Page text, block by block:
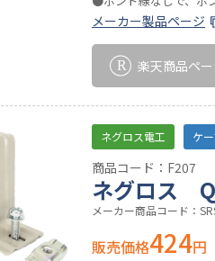
メーカー製品ページ
楽天商品ペ
ネグロス電工 ケ
商品コード：F207
ネグロス
メーカー商品コード：
販売価格424円